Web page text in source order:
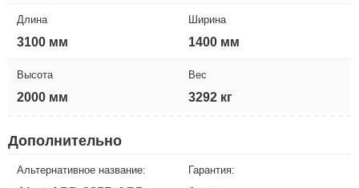
Длина
3100 мм
Ширина
1400 мм
Высота
2000 мм
Вес
3292 кг
Дополнительно
Альтернативное название: Гарантия: